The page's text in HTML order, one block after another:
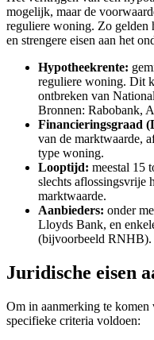
mogelijk, maar de
reguliere woning. Zo gelden
en strengere eisen aan het
Hypotheekrente:
reguliere woning. Dit
ontbreken van
Bronnen: Rabobank,
Financieringsgraad
van de marktwaarde,
type woning.
Looptijd: meestal 15
slechts aflossingsvrije
marktwaarde.
Aanbieders: onder
Lloyds Bank, en
(bijvoorbeeld RNHB).
Juridische eisen
Om in aanmerking te
specifieke criteria voldoen: